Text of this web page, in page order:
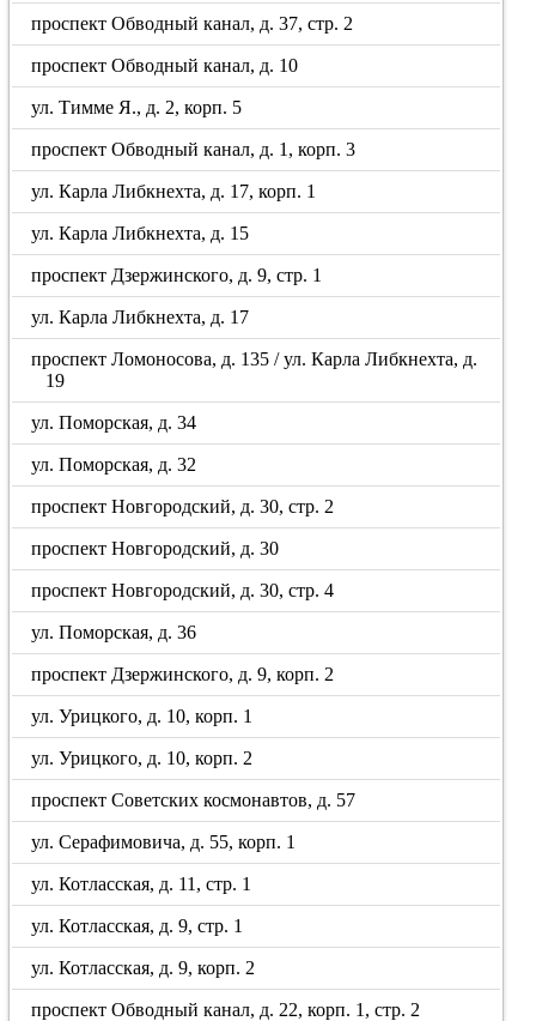
проспект Обводный канал, д. 37, стр. 2
проспект Обводный канал, д. 10
ул. Тимме Я., д. 2, корп. 5
проспект Обводный канал, д. 1, корп. 3
ул. Карла Либкнехта, д. 17, корп. 1
ул. Карла Либкнехта, д. 15
проспект Дзержинского, д. 9, стр. 1
ул. Карла Либкнехта, д. 17
проспект Ломоносова, д. 135 / ул. Карла Либкнехта, д.
19
ул. Поморская, д. 34
ул. Поморская, д. 32
проспект Новгородский, д. 30, стр. 2
проспект Новгородский, д. 30
проспект Новгородский, д. 30, стр. 4
ул. Поморская, д. 36
проспект Дзержинского, д. 9, корп. 2
ул. Урицкого, д. 10, корп. 1
ул. Урицкого, д. 10, корп. 2
проспект Советских космонавтов, д. 57
ул. Серафимовича, д. 55, корп. 1
ул. Котласская, д. 11, стр. 1
ул. Котласская, д. 9, стр. 1
ул. Котласская, д. 9, корп. 2
проспект Обводный канал, д. 22, корп. 1, стр. 2